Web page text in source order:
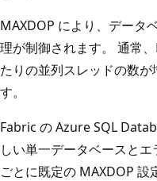
MAXDOP により、データ
理が制御されます。 通常
たりの並列スレッドの数
す。
Fabric の Azure SQL
しい単一データベースと
ごとに既定の MAXDOP 設